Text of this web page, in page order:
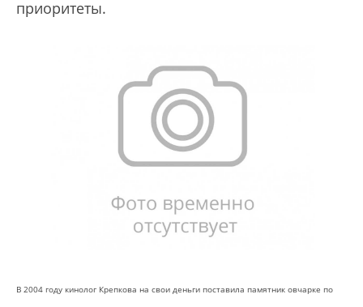
приоритеты.
В 2004 году кинолог Крепкова на свои деньги поставила памятник овчарке по